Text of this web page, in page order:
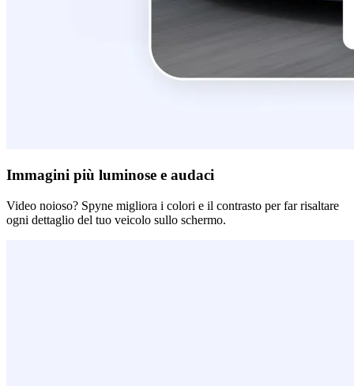
Immagini più luminose e audaci
Video noioso? Spyne migliora i colori e il contrasto per far risaltare
ogni dettaglio del tuo veicolo sullo schermo.